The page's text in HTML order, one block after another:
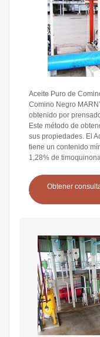
Aceite Puro de
Comino Negro
obtenido por
Este método de
sus propiedades. El
tiene un contenido
1,28% de
Obtener